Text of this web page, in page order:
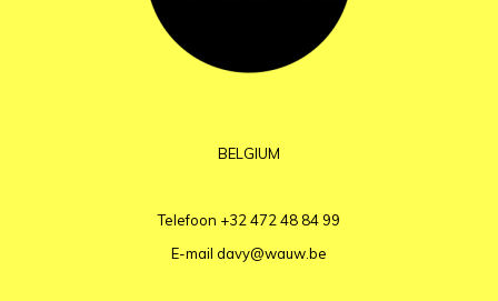
BELGIUM
Telefoon +32 472 48 84 99
E-mail davy@wauw.be